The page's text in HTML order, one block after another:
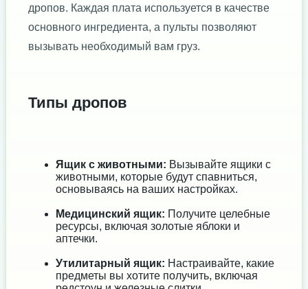
дропов. Каждая плата используется в качестве
основного ингредиента, а пульты позволяют
вызывать необходимый вам груз.
Типы дропов
Ящик с животными: Вызывайте ящики с
животными, которые будут спавниться,
основываясь на ваших настройках.
Медицинский ящик: Получите целебные
ресурсы, включая золотые яблоки и
аптечки.
Утилитарный ящик: Настраивайте, какие
предметы вы хотите получить, включая